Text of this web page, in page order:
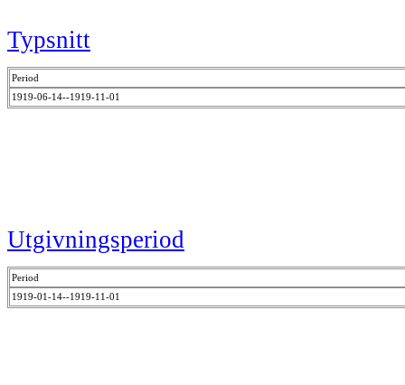
Typsnitt
Period
1919-06-14--1919-11-01
Utgivningsperiod
Period
1919-01-14--1919-11-01